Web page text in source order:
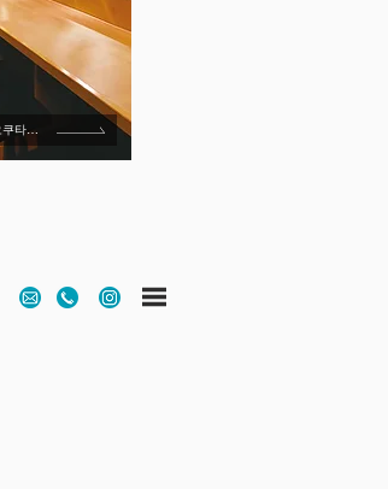
불인수 오쿠타케야마점